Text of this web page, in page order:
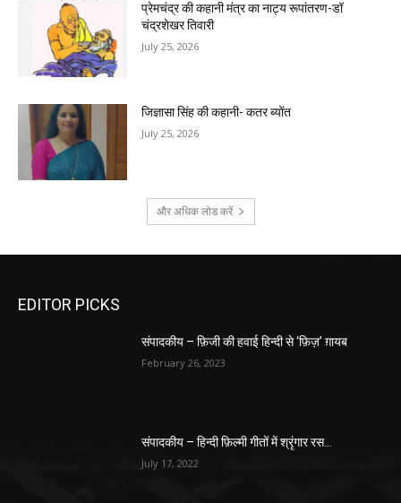
प्रेमचंद्र की कहानी मंत्र का नाट्य रूपांतरण-डॉ
चंद्रशेखर तिवारी
July 25, 2026
जिज्ञासा सिंह की कहानी- कतर ब्योंत
July 25, 2026
और अधिक लोड करें
EDITOR PICKS
संपादकीय – फ़िजी की हवाई हिन्दी से ‘फ़िज़’ ग़ायब
February 26, 2023
संपादकीय – हिन्दी फ़िल्मी गीतों में श्रृंगार रस…
July 17, 2022